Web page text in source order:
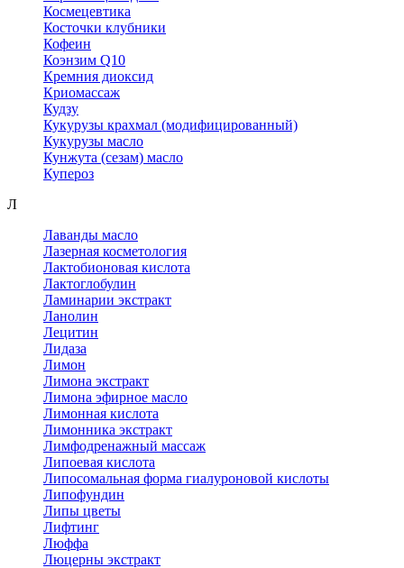
Космецевтика
Косточки клубники
Кофеин
Коэнзим Q10
Кремния диоксид
Криомассаж
Кудзу
Кукурузы крахмал (модифицированный)
Кукурузы масло
Кунжута (сезам) масло
Купероз
Л
Лаванды масло
Лазерная косметология
Лактобионовая кислота
Лактоглобулин
Ламинарии экстракт
Ланолин
Лецитин
Лидаза
Лимон
Лимона экстракт
Лимона эфирное масло
Лимонная кислота
Лимонника экстракт
Лимфодренажный массаж
Липоевая кислота
Липосомальная форма гиалуроновой кислоты
Липофундин
Липы цветы
Лифтинг
Люффа
Люцерны экстракт